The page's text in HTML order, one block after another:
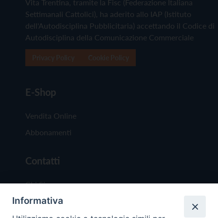
Vita Trentina, tramite la Fisc (Federazione Italiana
Settimanali Cattolici), ha aderito allo IAP (Istituto
dell'Autodisciplina Pubblicitaria) accettando il Codice di
Autodisciplina della Comunicazione Commerciale
E-Shop
Vendita Online
Abbonamenti
Contatti
Chi Siamo
Redazione
Informativa